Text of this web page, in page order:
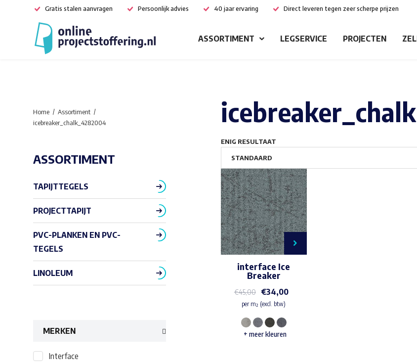
Gratis stalen aanvragen Persoonlijk advies 40 jaar ervaring Direct leveren tegen zeer scherpe prijzen
ASSORTIMENT LEGSERVICE PROJECTEN
ENIG RESULTAAT
interface Ice
Breaker
€45,00 €34,00
per m² (excl. btw)
Dit
+ meer kleuren
Home
Assortiment
icebreaker_chalk_4282004
ASSORTIMENT
TAPIJTTEGELS
PROJECTTAPIJT
PVC-PLANKEN EN PVC-
TEGELS
LINOLEUM
MERKEN
Interface